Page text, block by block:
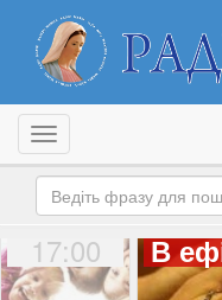
Toggle navigation
17:00 В